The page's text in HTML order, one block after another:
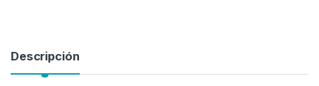
Descripción